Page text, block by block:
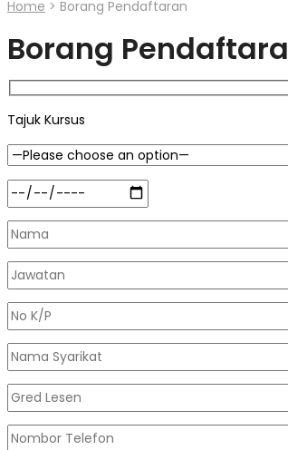
Home > Borang Pendaftaran
Borang
Tajuk Kursus